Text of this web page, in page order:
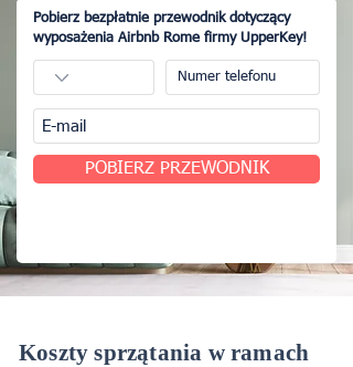
Pobierz bezpłatnie przewodnik dotyczący
wyposażenia Airbnb Rome firmy UpperKey!
POBIERZ PRZEWODNIK
Koszty sprzątania w ramach